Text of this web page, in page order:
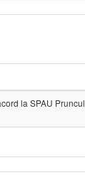
la SPAU Pruncul